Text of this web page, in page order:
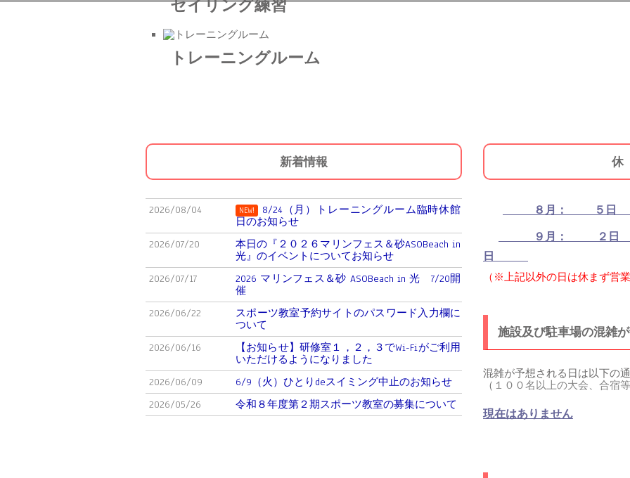
セイリング練習
トレーニングルーム
新着情報
2026/08/04 NEW!
8/24（月）トレーニングルーム臨時休館
日のお知らせ
2026/07/20
本日の『２０２６マリンフェス＆砂ASOBeach in
光』のイベントについてお知らせ
2026/07/17
2026 マリンフェス＆砂 ASOBeach in 光 7/20開
催
2026/06/22
スポーツ教室予約サイトのパスワード入力欄に
ついて
2026/06/16
【お知らせ】研修室１，２，３でWi-Fiがご利用
いただけるようになりました
2026/06/09
6/9（火）ひとりdeスイミング中止のお知らせ
2026/05/26
令和８年度第２期スポーツ教室の募集について
８月： ５日
９月： ２
日
（※上記以外の日は休まず営
施設及び駐車場の混雑
混雑が予想される日は以下の
（ １００名以上の大会、合宿等
現在はありません